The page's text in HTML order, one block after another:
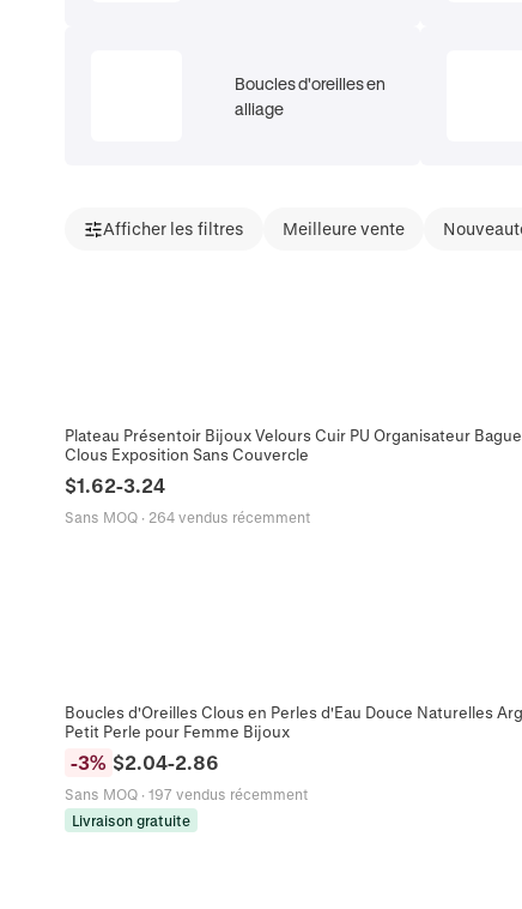
Boucles d'oreilles en
alliage
Afficher les filtres Meilleure vente
Plateau Présentoir Bijoux Velours Cuir PU Organisateur
Clous Exposition Sans Couvercle
$1.62-3.24
Sans MOQ· 264 vendus récemment
Boucles d'Oreilles Clous en Perles d'Eau Douce Naturelles
Petit Perle pour Femme Bijoux
-3% $2.04-2.86
Sans MOQ· 197 vendus récemment
Livraison gratuite